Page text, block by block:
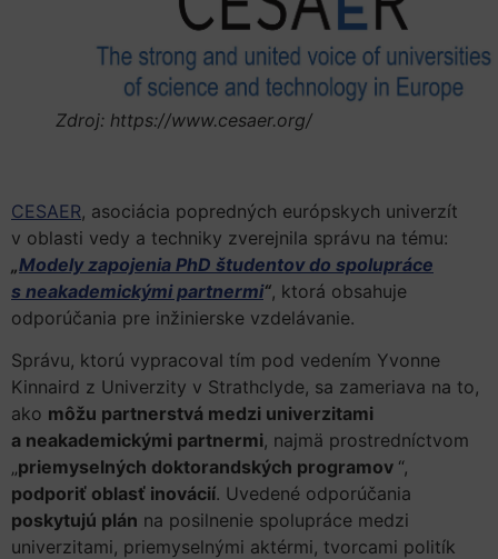
Zdroj: https://www.cesaer.org/
CESAER, asociácia popredných európskych univerzít
v oblasti vedy a techniky zverejnila správu na tému:
„Modely zapojenia PhD študentov do spolupráce
s neakademickými partnermi“, ktorá obsahuje
odporúčania pre inžinierske vzdelávanie.
Správu, ktorú vypracoval tím pod vedením Yvonne
Kinnaird z Univerzity v Strathclyde, sa zameriava na to,
ako môžu partnerstvá medzi univerzitami
a neakademickými partnermi, najmä prostredníctvom
„priemyselných doktorandských programov “,
podporiť oblasť inovácií. Uvedené odporúčania
poskytujú plán na posilnenie spolupráce medzi
univerzitami, priemyselnými aktérmi, tvorcami politík